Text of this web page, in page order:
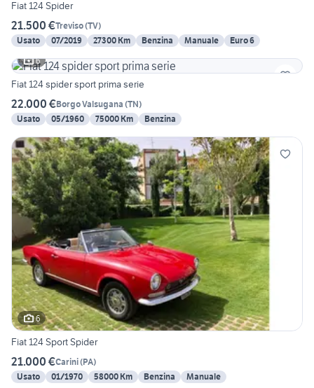
Fiat 124 Spider
21.500 €Treviso(TV)
Usato
07/2019 27300 Km Benzina Manuale
Euro 6
6
Fiat 124 spider sport prima serie
22.000 €Borgo Valsugana (TN)
Usato
05/1960 75000 Km Benzina
6
Fiat 124 Sport Spider
21.000 €Carini(PA)
Usato
01/1970 58000 Km Benzina Manuale